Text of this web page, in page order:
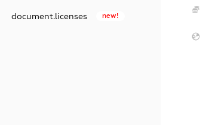
document.licenses new!